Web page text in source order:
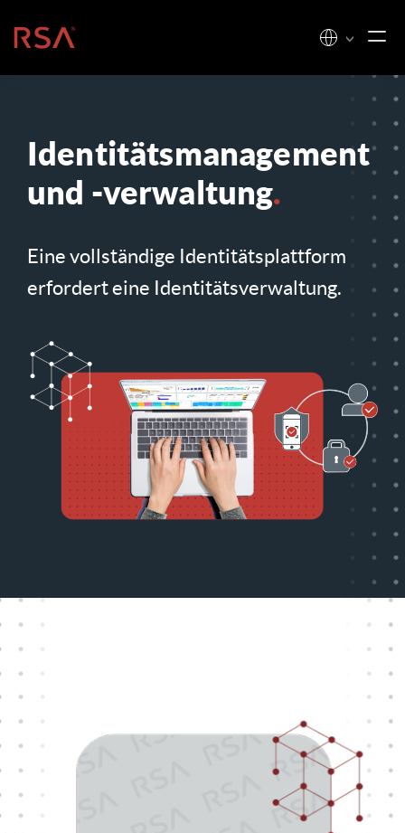
Startseite
Identitätsmanagement
und -verwaltung.
Eine vollständige Identitätsplattform
erfordert eine Identitätsverwaltung.